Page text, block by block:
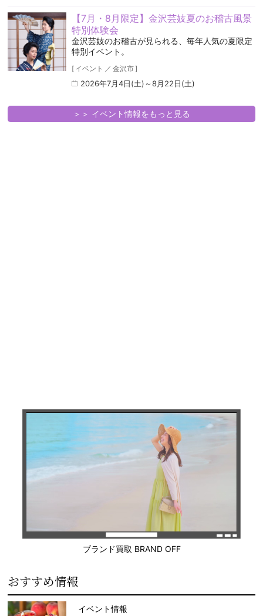
【7月・8月限定】金沢芸妓夏のお稽古風景
特別体験会
金沢芸妓のお稽古が見られる、毎年人気の夏限定
特別イベント。
[ イベント ／ 金沢市]
2026年7月4日(土)～8月22日(土)
＞＞ イベント情報をもっと見る
ブランド買取 BRAND OFF
おすすめ情報
イベント情報